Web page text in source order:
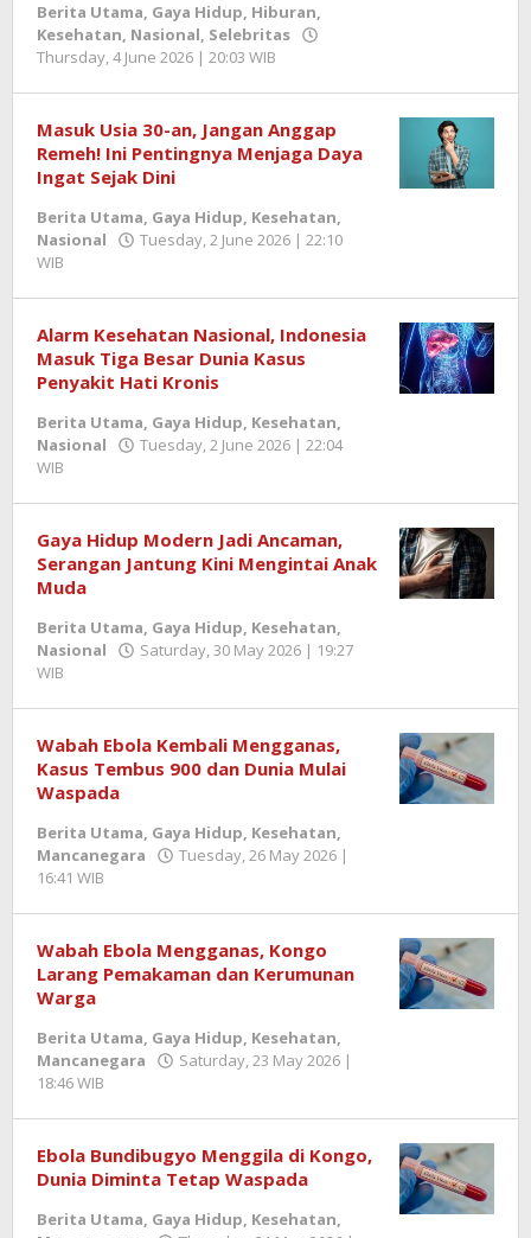
Berita Utama, Gaya Hidup, Hiburan,
Kesehatan, Nasional, Selebritas
Thursday, 4 June 2026 | 20:03 WIB
Masuk Usia 30-an, Jangan Anggap
Remeh! Ini Pentingnya Menjaga Daya
Ingat Sejak Dini
Berita Utama, Gaya Hidup, Kesehatan,
Nasional
Tuesday, 2 June 2026 | 22:10
WIB
Alarm Kesehatan Nasional, Indonesia
Masuk Tiga Besar Dunia Kasus
Penyakit Hati Kronis
Berita Utama, Gaya Hidup, Kesehatan,
Nasional
Tuesday, 2 June 2026 | 22:04
WIB
Gaya Hidup Modern Jadi Ancaman,
Serangan Jantung Kini Mengintai Anak
Muda
Berita Utama, Gaya Hidup, Kesehatan,
Nasional
Saturday, 30 May 2026 | 19:27
WIB
Wabah Ebola Kembali Mengganas,
Kasus Tembus 900 dan Dunia Mulai
Waspada
Berita Utama, Gaya Hidup, Kesehatan,
Mancanegara
Tuesday, 26 May 2026 |
16:41 WIB
Wabah Ebola Mengganas, Kongo
Larang Pemakaman dan Kerumunan
Warga
Berita Utama, Gaya Hidup, Kesehatan,
Mancanegara
Saturday, 23 May 2026 |
18:46 WIB
Ebola Bundibugyo Menggila di Kongo,
Dunia Diminta Tetap Waspada
Berita Utama, Gaya Hidup, Kesehatan,